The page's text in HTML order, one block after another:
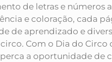
de letras e números
e coloração, cada
de aprendizado e
Com o Dia do Circo
a oportunidade de